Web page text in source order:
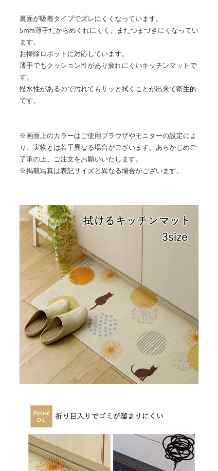
裏面が吸着タイプでズレにくくなっています。
5mm薄手だからめくれにくく、またつまづきにくなってい
ます。
お掃除ロボットに対応しています。
薄手でもクッション性があり疲れにくいキッチンマットで
す。
撥水性があるので汚れてもサッと拭くことが出来て衛生的
です。
※画面上のカラーはご使用ブラウザやモニターの設定によ
り、実物とは若干異なる場合がございます。あらかじめご
了承の上、ご注文をお願いいたします。
※掲載写真は表記サイズと異なる場合がございます。